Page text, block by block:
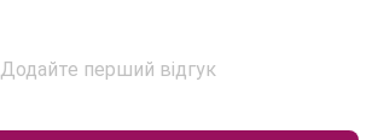
Додайте перший відгук